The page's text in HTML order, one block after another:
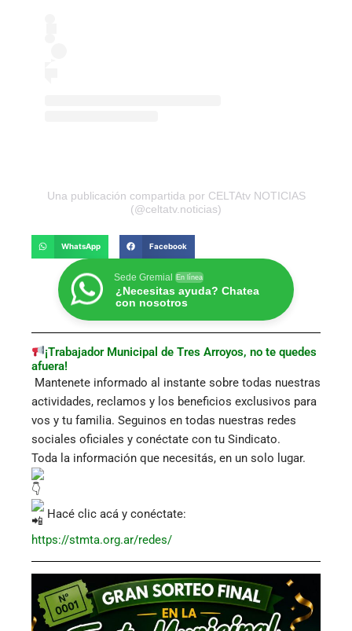
Una publicación compartida por CELTAtv NOTICIAS
(@celtatv.noticias)
WhatsApp Facebook
Sede Gremial En línea
¿Necesitas ayuda? Chatea
con nosotros
¡Trabajador Municipal de Tres Arroyos, no te quedes
afuera!
Mantenete informado al instante sobre todas nuestras
actividades, reclamos y los beneficios exclusivos para
vos y tu familia. Seguinos en todas nuestras redes
sociales oficiales y conéctate con tu Sindicato.
Toda la información que necesitás, en un solo lugar.
Hacé clic acá y conéctate:
https://stmta.org.ar/redes/